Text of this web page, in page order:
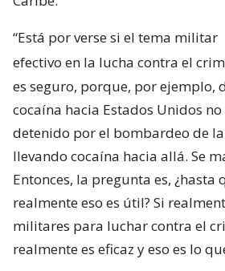
“Está por verse si el tema militar
efectivo en la lucha contra el
es seguro, porque, por ejemplo,
cocaína hacia Estados Unidos no
detenido por el bombardeo de
llevando cocaína hacia allá. Se
Entonces, la pregunta es, ¿hasta
realmente eso es útil? Si
militares para luchar contra el
realmente es eficaz y eso es lo